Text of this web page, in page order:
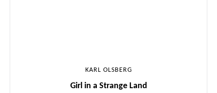
KARL OLSBERG
Girl in a Strange Land